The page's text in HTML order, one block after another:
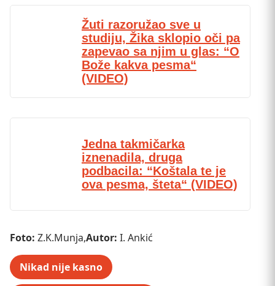
Žuti razoružao sve u
studiju, Žika sklopio oči pa
zapevao sa njim u glas: “O
Bože kakva pesma“
(VIDEO)
Jedna takmičarka
iznenadila, druga
podbacila: “Koštala te je
ova pesma, šteta“ (VIDEO)
Foto: Z.K.Munja,Autor: I. Ankić
Nikad nije kasno